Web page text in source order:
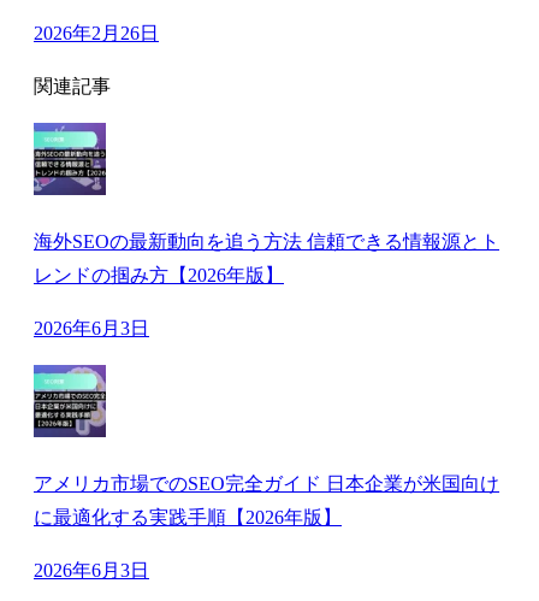
2026年2月26日
関連記事
海外SEOの最新動向を追う方法 信頼できる情報源とト
レンドの掴み方【2026年版】
2026年6月3日
アメリカ市場でのSEO完全ガイド 日本企業が米国向け
に最適化する実践手順【2026年版】
2026年6月3日